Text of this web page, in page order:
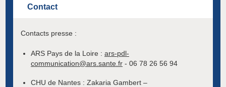
Contact
Contacts presse :
ARS Pays de la Loire : ars-pdl-
communication@ars.sante.fr - 06 78 26 56 94
CHU de Nantes : Zakaria Gambert –